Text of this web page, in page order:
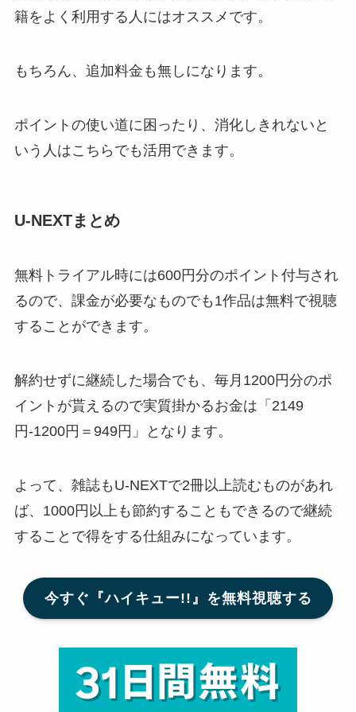
籍をよく利用する人にはオススメです。
もちろん、追加料金も無しになります。
ポイントの使い道に困ったり、消化しきれないと
いう人はこちらでも活用できます。
U-NEXTまとめ
無料トライアル時には600円分のポイント付与され
るので、課金が必要なものでも1作品は無料で視聴
することができます。
解約せずに継続した場合でも、毎月1200円分のポ
イントが貰えるので実質掛かるお金は「2149
円-1200円＝949円」となります。
よって、雑誌もU-NEXTで2冊以上読むものがあれ
ば、1000円以上も節約することもできるので継続
することで得をする仕組みになっています。
今すぐ『ハイキュー!!』を無料視聴する